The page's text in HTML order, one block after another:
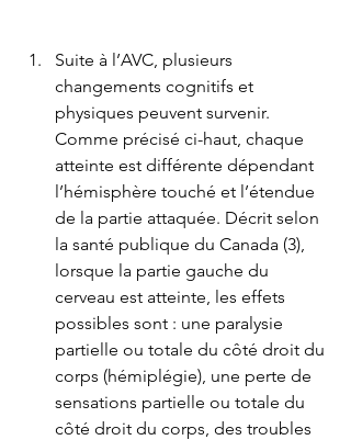
Suite à l’AVC, plusieurs
changements cognitifs et
physiques peuvent survenir.
Comme précisé ci-haut, chaque
atteinte est différente dépendant
l’hémisphère touché et l’étendue
de la partie attaquée. Décrit selon
la santé publique du Canada (3),
lorsque la partie gauche du
cerveau est atteinte, les effets
possibles sont : une paralysie
partielle ou totale du côté droit du
corps (hémiplégie), une perte de
sensations partielle ou totale du
côté droit du corps, des troubles